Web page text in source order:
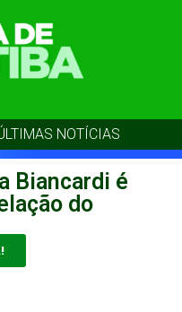
NOTÍCIAS
Biancardi é
do